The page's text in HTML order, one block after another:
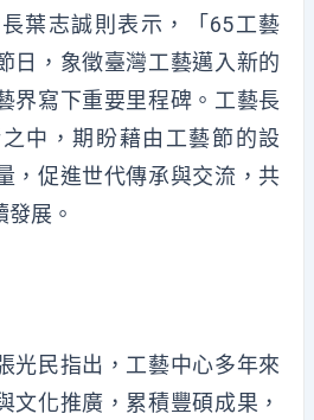
葉志誠則表示，「65工藝
日，象徵臺灣工藝邁入新的
界寫下重要里程碑。工藝長
中，期盼藉由工藝節的設
，促進世代傳承與交流，共
展。
光民指出，工藝中心多年來
文化推廣，累積豐碩成果，